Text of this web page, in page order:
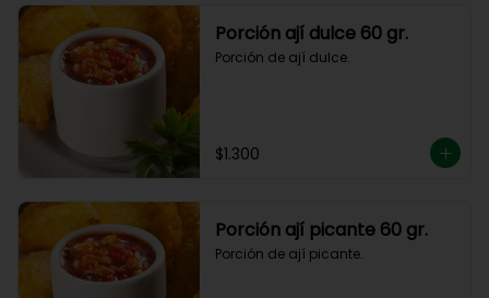
Porción ají dulce 60 gr.
Porción de ají dulce.
$1.300
Porción ají picante 60 gr.
Porción de ají picante.